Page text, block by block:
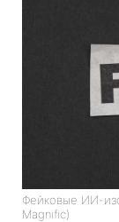
Фейковые ИИ-
Magnific)